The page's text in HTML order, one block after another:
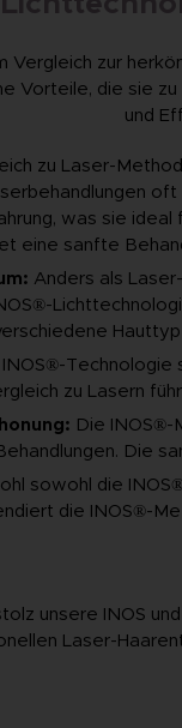
Vergleich zur
Vorteile, die sie
und
zu Laser-
was sie
eine sanfte
Anders als
INOS®-Technologie
zu Lasern
Die INOS®-
Die
sowohl die
die INOS®-
unsere INOS
Laser-